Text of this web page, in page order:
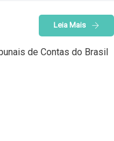
Leia Mais
de Contas do Brasil